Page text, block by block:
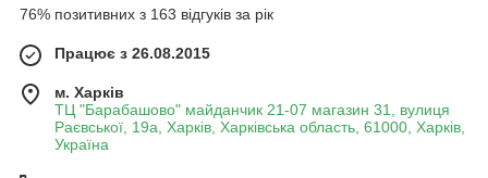
76% позитивних з 163 відгуків за рік
Працює з 26.08.2015
м. Харків
ТЦ "Барабашово" майданчик 21-07 магазин 31, вулиця
Раєвської, 19а, Харків, Харківська область, 61000, Харків,
Україна